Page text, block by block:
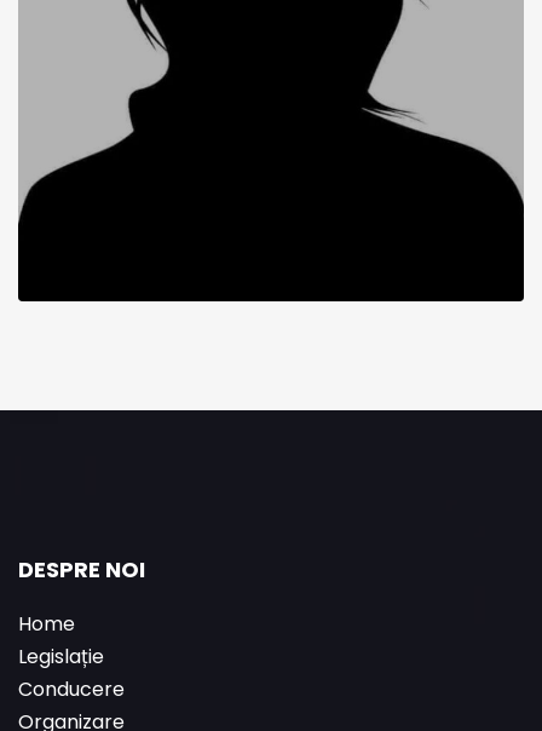
DESPRE NOI
Home
Legislație
Conducere
Organizare